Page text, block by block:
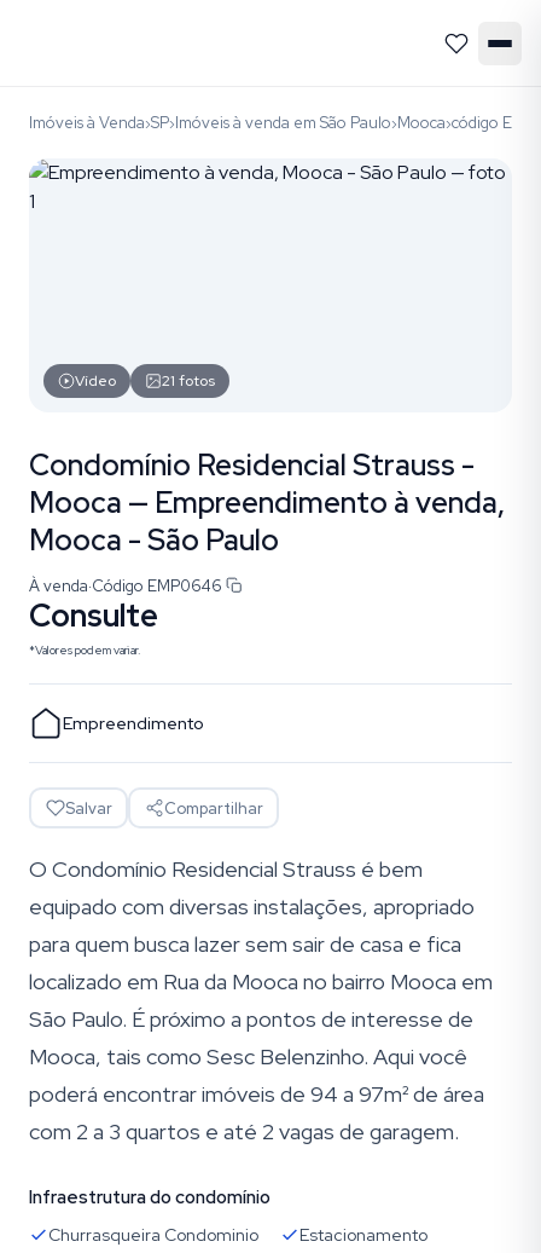
Imóveis à Venda›SP›Imóveis à venda em São Paulo›Mooca›código
Vídeo 21 fotos
Condomínio Residencial Strauss -
Mooca — Empreendimento à venda,
Mooca - São Paulo
À venda·Código EMP0646
Consulte
*Valores podem variar.
Empreendimento
Salvar Compartilhar
O Condomínio Residencial Strauss é bem
equipado com diversas instalações, apropriado
para quem busca lazer sem sair de casa e fica
localizado em Rua da Mooca no bairro Mooca em
São Paulo. É próximo a pontos de interesse de
Mooca, tais como Sesc Belenzinho. Aqui você
poderá encontrar imóveis de 94 a 97m² de área
com 2 a 3 quartos e até 2 vagas de garagem.
Infraestrutura do condomínio
Churrasqueira Condominio
Estacionamento